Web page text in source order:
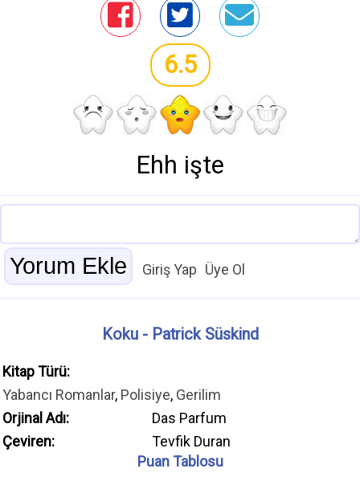
6.5
Ehh işte
Giriş Yap Üye Ol
Koku - Patrick Süskind
Kitap Türü:
Yabancı Romanlar, Polisiye, Gerilim
Orjinal Adı:
Das Parfum
Çeviren:
Tevfik Duran
Puan Tablosu